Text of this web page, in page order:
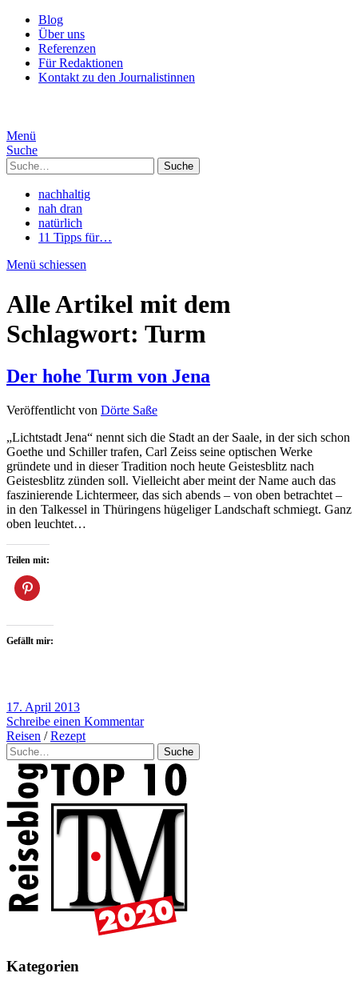
Blog
Über uns
Referenzen
Für Redaktionen
Kontakt zu den Journalistinnen
Menü
Suche
Suche
nachhaltig
nah dran
natürlich
11 Tipps für…
Menü schiessen
Alle Artikel mit dem
Schlagwort: Turm
Der hohe Turm von Jena
Veröffentlicht von Dörte Saße
„Lichtstadt Jena“ nennt sich die Stadt an der Saale, in der sich schon
Goethe und Schiller trafen, Carl Zeiss seine optischen Werke
gründete und in dieser Tradition noch heute Geistesblitz nach
Geistesblitz zünden soll. Vielleicht aber meint der Name auch das
faszinierende Lichtermeer, das sich abends – von oben betrachtet –
in den Talkessel in Thüringens hügeliger Landschaft schmiegt. Ganz
oben leuchtet…
Teilen mit:
Gefällt mir:
17. April 2013
Schreibe einen Kommentar
Reisen /Rezept
Suche
Kategorien